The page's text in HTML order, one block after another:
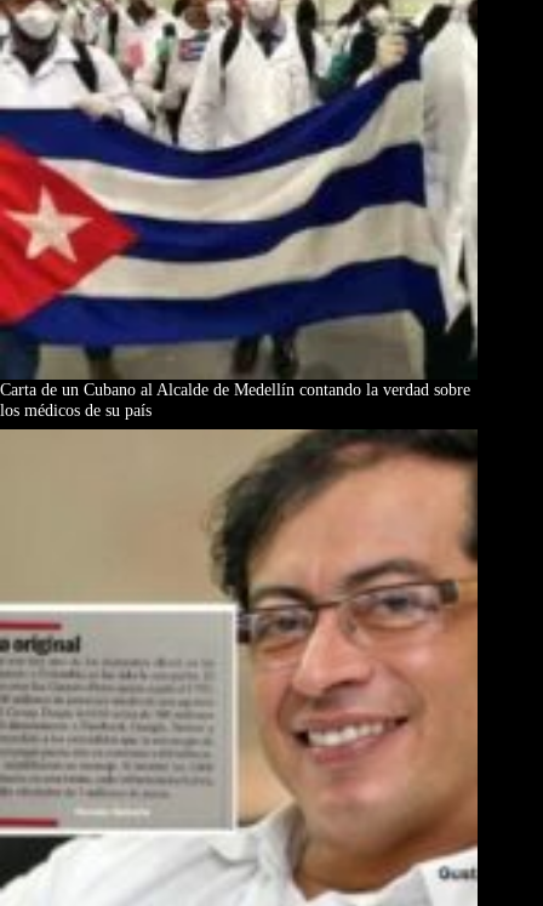
Carta de un Cubano al Alcalde de Medellín contando la verdad sobre
los médicos de su país